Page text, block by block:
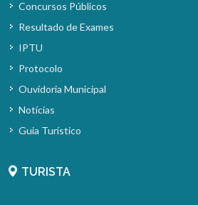
Concursos Públicos
Resultado de Exames
IPTU
Protocolo
Ouvidoria Municipal
Notícias
Guia Turístico
TURISTA